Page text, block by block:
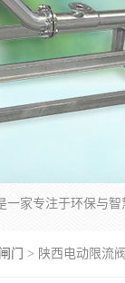
门 > 陕西电动限流